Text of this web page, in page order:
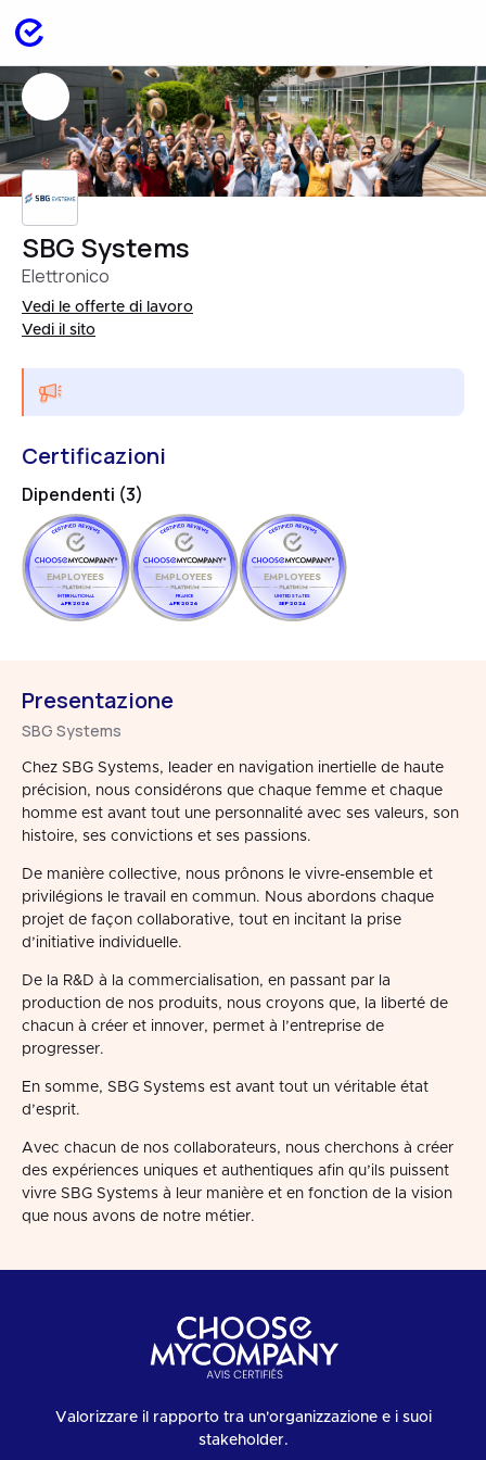
SBG Systems
Elettronico
Vedi le offerte di lavoro
Vedi il sito
Certificazioni
Dipendenti (3)
EMPLOYEES
INTERNATIONAL
APR 2026
EMPLOYEES
FRANCE
APR 2026
EMPLOYEES
UNITED STATES
SEP 2024
Presentazione
SBG Systems
Chez SBG Systems, leader en navigation inertielle de haute
précision, nous considérons que chaque femme et chaque
homme est avant tout une personnalité avec ses valeurs, son
histoire, ses convictions et ses passions.
De manière collective, nous prônons le vivre-ensemble et
privilégions le travail en commun. Nous abordons chaque
projet de façon collaborative, tout en incitant la prise
d’initiative individuelle.
De la R&D à la commercialisation, en passant par la
production de nos produits, nous croyons que, la liberté de
chacun à créer et innover, permet à l’entreprise de
progresser.
En somme, SBG Systems est avant tout un véritable état
d’esprit.
Avec chacun de nos collaborateurs, nous cherchons à créer
des expériences uniques et authentiques afin qu’ils puissent
vivre SBG Systems à leur manière et en fonction de la vision
que nous avons de notre métier.
Valorizzare il rapporto tra un'organizzazione e i suoi
stakeholder.